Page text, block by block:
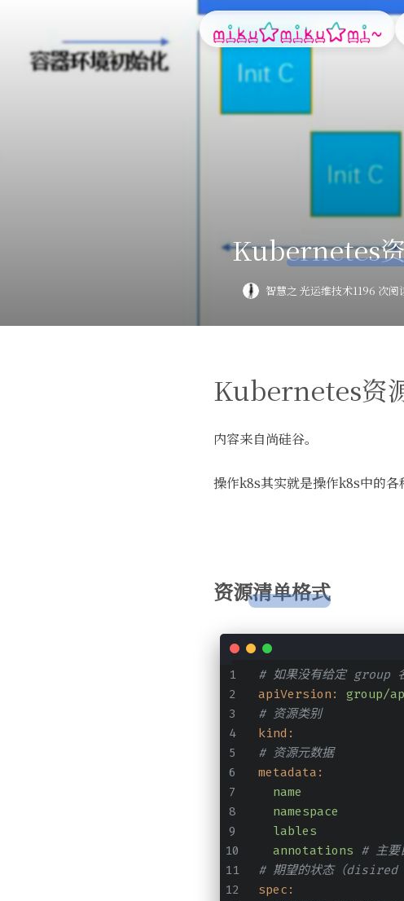
Kubernetes
智慧之 光运维技术1196 次阅
Kubernetes资
内容来自尚硅谷。
操作k8s其实就是操作k8s中的各
资源清单格式
# 如果没有给定 group
apiVersion:
group/
# 资源类别
kind:
# 资源元数据
metadata:
name
namespace
lables
annotations # 主要
# 期望的状态（disired
spec: